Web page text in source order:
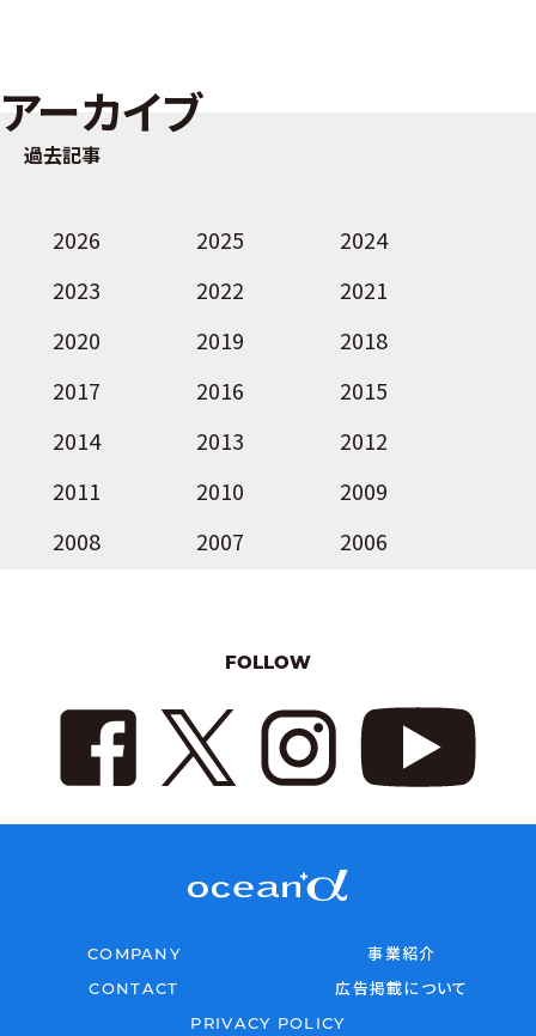
アーカイブ
過去記事
2026 2025
2024
2023
2022
2021
2020
2019
2018
2017
2016
2015
2014
2013
2012
2011
2010
2009
2008
2007 2006
FOLLOW
COMPANY
事業紹介
CONTACT
広告掲載について
PRIVACY POLICY